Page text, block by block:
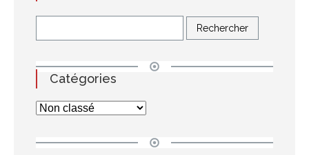
Catégories